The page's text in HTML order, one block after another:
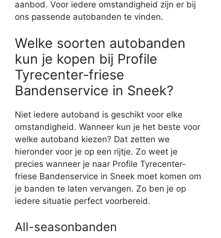
aanbod. Voor iedere omstandigheid zijn er bij
ons passende autobanden te vinden.
Welke soorten autobanden
kun je kopen bij Profile
Tyrecenter-friese
Bandenservice in Sneek?
Niet iedere autoband is geschikt voor elke
omstandigheid. Wanneer kun je het beste voor
welke autoband kiezen? Dat zetten we
hieronder voor je op een rijtje. Zo weet je
precies wanneer je naar Profile Tyrecenter-
friese Bandenservice in Sneek moet komen om
je banden te laten vervangen. Zo ben je op
iedere situatie perfect voorbereid.
All-seasonbanden